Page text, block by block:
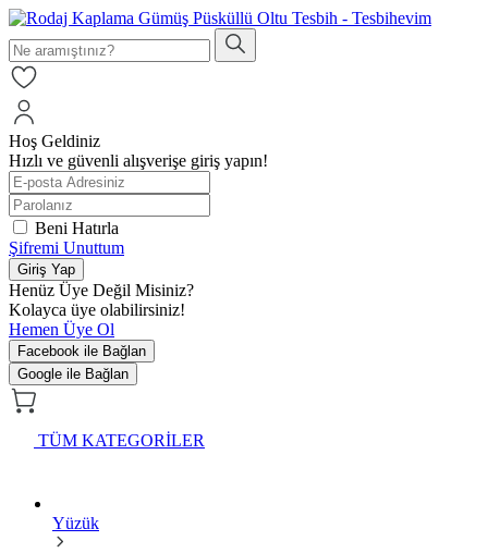
Hoş Geldiniz
Hızlı ve güvenli alışverişe giriş yapın!
Beni Hatırla
Şifremi Unuttum
Giriş Yap
Henüz Üye Değil Misiniz?
Kolayca üye olabilirsiniz!
Hemen Üye Ol
Facebook ile Bağlan
Google ile Bağlan
TÜM KATEGORİLER
Yüzük